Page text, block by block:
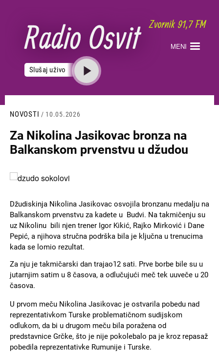
sadržaj
MENI
Slušaj uživo
NOVOSTI / 10.05.2026
Za Nikolina Jasikovac bronza na
Balkanskom prvenstvu u džudou
Slika
Džudiskinja Nikolina Jasikovac osvojila bronzanu medalju na
Balkanskom prvenstvu za kadete u Budvi. Na takmičenju su
uz Nikolinu bili njen trener Igor Kikić, Rajko Mirković i Dane
Pepić, a njihova stručna podrška bila je ključna u trenucima
kada se lomio rezultat.
Za nju je takmičarski dan trajao12 sati. Prve borbe bile su u
jutarnjim satim u 8 časova, a odlučujući meč tek uuveče u 20
časova.
U prvom meču Nikolina Jasikovac je ostvarila pobedu nad
reprezentativkom Turske problematičnom sudijskom
odlukom, da bi u drugom meču bila poražena od
predstavnice Grčke, što je nije pokolebalo pa je kroz repasaž
pobedila reprezentativke Rumunije i Turske.